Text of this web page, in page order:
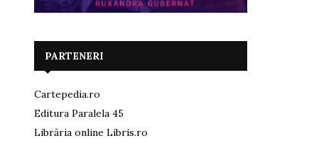
PARTENERI
Cartepedia.ro
Editura Paralela 45
Librăria online Libris.ro